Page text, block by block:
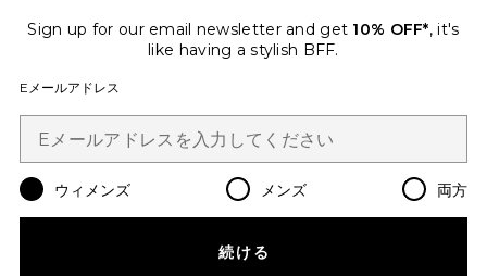
Email Address
Change Country Regions
ja USD
Sign up for our email newsletter and get 10% OFF*, it's
like having a stylish BFF.
Eメールアドレス
ウィメンズ メンズ 両方
続ける